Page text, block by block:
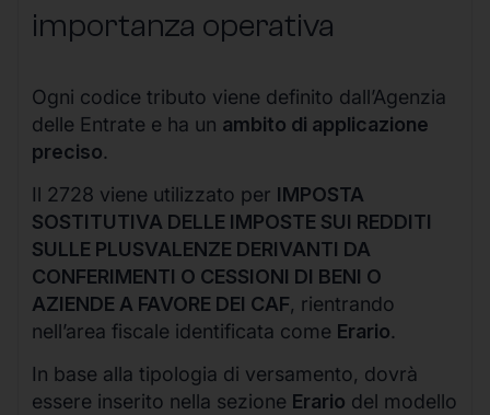
importanza operativa
Ogni codice tributo viene definito dall’Agenzia
delle Entrate e ha un ambito di applicazione
preciso.
Il 2728 viene utilizzato per IMPOSTA
SOSTITUTIVA DELLE IMPOSTE SUI REDDITI
SULLE PLUSVALENZE DERIVANTI DA
CONFERIMENTI O CESSIONI DI BENI O
AZIENDE A FAVORE DEI CAF, rientrando
nell’area fiscale identificata come Erario.
In base alla tipologia di versamento, dovrà
essere inserito nella sezione Erario del modello